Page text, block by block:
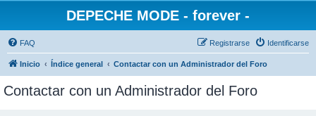
DEPECHE MODE - forever -
FAQ Identificarse
Registrarse
Inicio Índice general Contactar con un Administrador del Foro
Contactar con un Administrador del Foro